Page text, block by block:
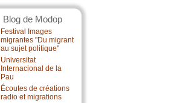
Blog de Modop
Festival Images
migrantes "Du migrant
au sujet politique"
Universitat
Internacional de la
Pau
Écoutes de créations
radio et migrations